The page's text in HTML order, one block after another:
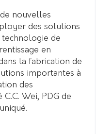
nouvelles
des solutions
de
en
la fabrication de
importantes à
des
C.C. Wei, PDG de